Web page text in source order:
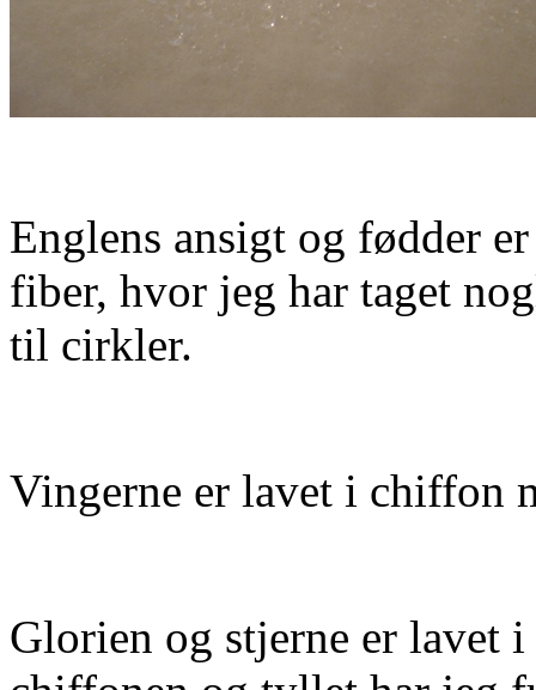
Englens ansigt og fødder
fiber, hvor jeg har taget
til cirkler.
Vingerne er lavet i chiffon
Glorien og stjerne er lavet